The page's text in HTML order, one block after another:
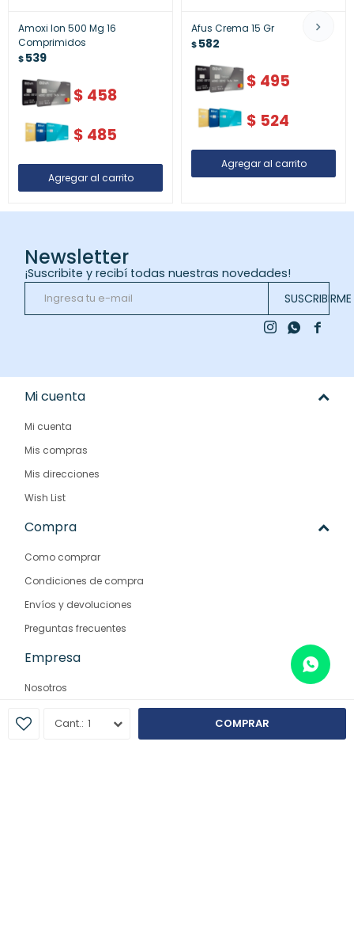
1 COMPRAR
Amoxi Ion 500 Mg 16
Comprimidos
$539
$ 458
$ 485
Afus Crema 15 Gr
$582
$ 495
$ 524
Newsletter
¡Suscribite y recibí todas nuestras novedades!
SUSCRIBIRME

 
Mi cuenta
Mi cuenta
Mis compras
Mis direcciones
Wish List
Compra
Como comprar
Condiciones de compra
Envíos y devoluciones
Preguntas frecuentes
Empresa
Nosotros